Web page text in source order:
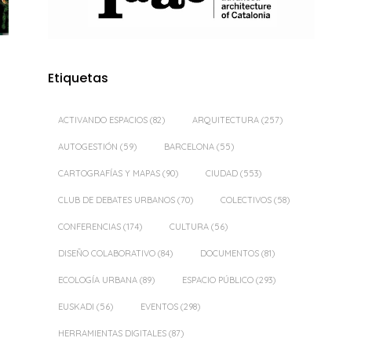
Etiquetas
ACTIVANDO ESPACIOS (82) ARQUITECTURA (257)
AUTOGESTIÓN (59) BARCELONA (55)
CARTOGRAFÍAS Y MAPAS (90) CIUDAD (553)
CLUB DE DEBATES URBANOS (70) COLECTIVOS (58)
CONFERENCIAS (174) CULTURA (56)
DISEÑO COLABORATIVO (84) DOCUMENTOS (81)
ECOLOGÍA URBANA (89) ESPACIO PÚBLICO (293)
EUSKADI (56) EVENTOS (298)
HERRAMIENTAS DIGITALES (87)